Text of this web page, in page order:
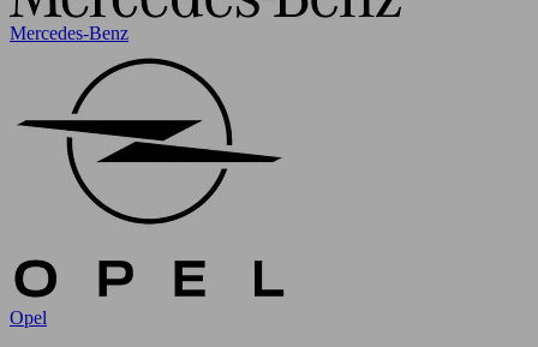
Mercedes-Benz
Opel